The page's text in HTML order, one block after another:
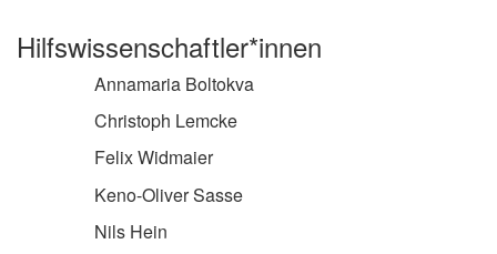
Hilfswissenschaftler*innen
Annamaria Boltokva
Christoph Lemcke
Felix Widmaier
Keno-Oliver Sasse
Nils Hein